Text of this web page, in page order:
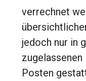
verrechnet
jedoch nur in
Posten